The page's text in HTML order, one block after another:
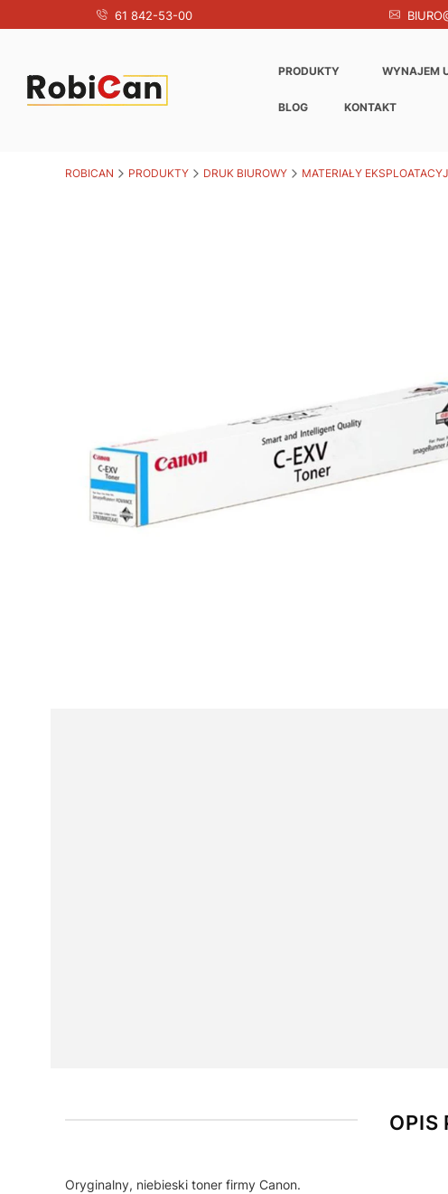
61 842-53-00
PRODUKTY WYNAJEM
BLOG KONTAKT
ROBICAN PRODUKTY DRUK BIUROWY MATERIAŁY
OPIS
Oryginalny, niebieski toner firmy Canon.